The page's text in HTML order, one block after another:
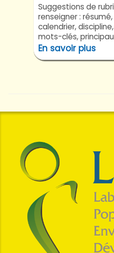
Suggestions de
renseigner :
calendrier,
mots-clés,
En savoir plus